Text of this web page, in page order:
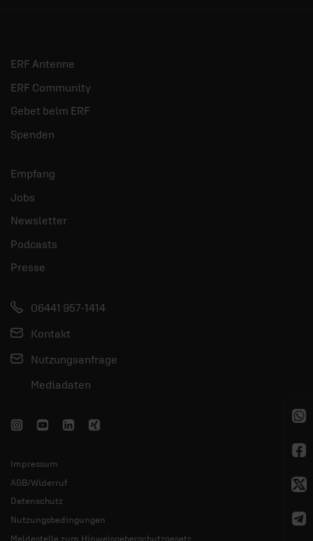
ERF Antenne
ERF Community
Gebet beim ERF
Spenden
Empfang
Jobs
Newsletter
Podcasts
Presse
06441 957-1414
Kontakt
Nutzungsanfrage
Mediadaten
Impressum
AGB/Widerruf
Datenschutz
Nutzungsbedingungen
Meldestelle zum Hinweisgeberschutzgesetz